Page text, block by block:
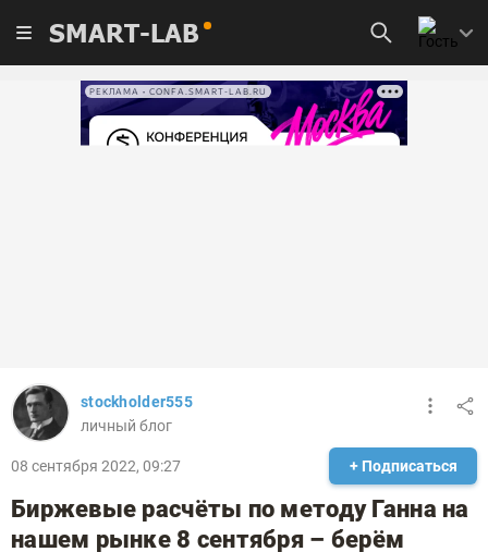
SMART-LAB
РЕКЛАМА • CONFA.SMART-LAB.RU
stockholder555
личный блог
08 сентября 2022, 09:27 + Подписаться
Биржевые расчёты по методу Ганна на
нашем рынке 8 сентября – берём